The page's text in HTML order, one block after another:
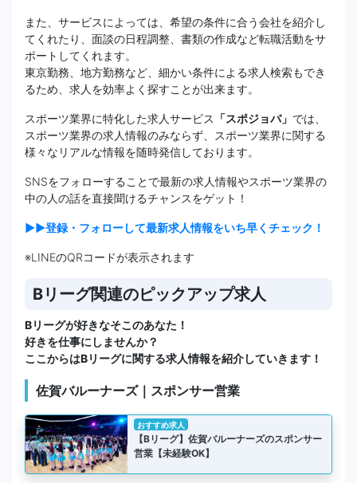
また、サービスによっては、希望の条件に合う会社を紹介し
てくれたり、面談の日程調整、書類の作成など転職活動をサ
ポートしてくれます。
東京勤務、地方勤務など、細かい条件による求人検索もでき
るため、求人を効率よく探すことが出来ます。
スポーツ業界に特化した求人サービス 「スポジョバ」 では、
スポーツ業界の求人情報のみならず、スポーツ業界に関する
様々なリアルな情報を随時発信しております。
SNSをフォローすることで最新の求人情報やスポーツ業界の
中の人の話を直接聞けるチャンスをゲット！
▶▶登録・フォローして最新求人情報をいち早くチェック！
※LINEのQRコードが表示されます
Bリーグ関連のピックアップ求人
Bリーグが好きなそこのあなた！
好きを仕事にしませんか？
ここからはBリーグに関する求人情報を紹介していきます！
佐賀バルーナーズ｜スポンサー営業
おすすめ求人
【Bリーグ】佐賀バルーナーズのスポンサー
営業【未経験OK】